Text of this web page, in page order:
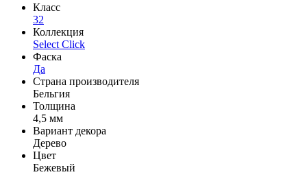
Класс
32
Коллекция
Select Click
Фаска
Да
Страна производителя
Бельгия
Толщина
4,5 мм
Вариант декора
Дерево
Цвет
Бежевый